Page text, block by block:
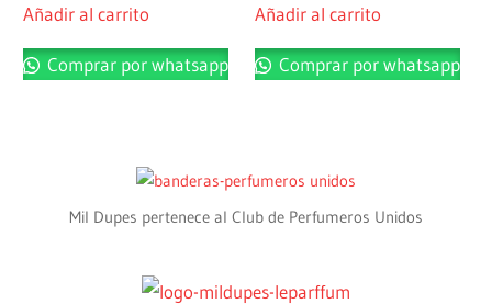
Añadir al carrito
Comprar por whatsapp
Añadir al carrito
Comprar por whatsapp
Mil Dupes pertenece al Club de Perfumeros Unidos